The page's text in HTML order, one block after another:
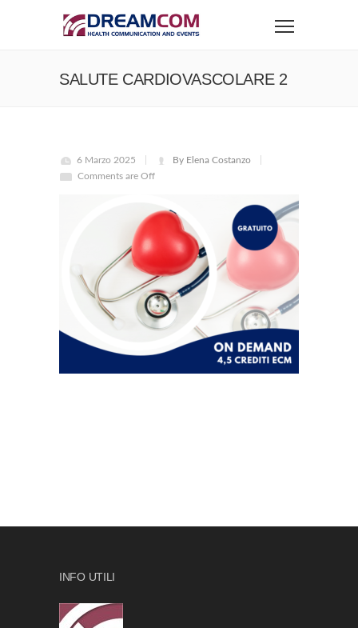
SALUTE CARDIOVASCOLARE 2
6 Marzo 2025
By Elena Costanzo
Comments are Off
INFO UTILI